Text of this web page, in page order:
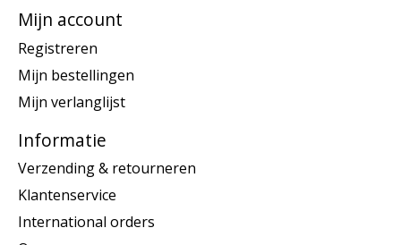
Mijn account
Registreren
Mijn bestellingen
Mijn verlanglijst
Informatie
Verzending & retourneren
Klantenservice
International orders